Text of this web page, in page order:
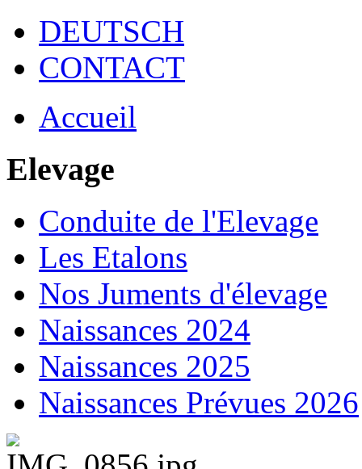
DEUTSCH
CONTACT
Accueil
Elevage
Conduite de l'Elevage
Les Etalons
Nos Juments d'élevage
Naissances 2024
Naissances 2025
Naissances Prévues 2026